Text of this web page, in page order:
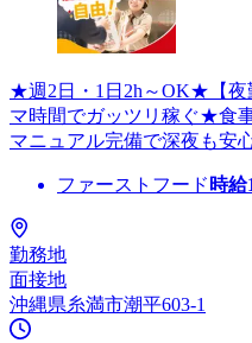
★週2日・1日2h～OK★【夜
マ時間でガッツリ稼ぐ★食
マニュアル完備で深夜も安
ファーストフード 時給
勤務地
面接地
沖縄県糸満市潮平603-1